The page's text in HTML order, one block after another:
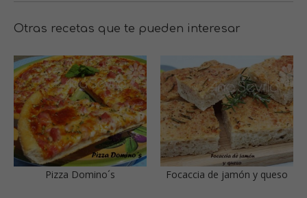
Otras recetas que te pueden interesar
Pizza Domino´s Focaccia de jamón y queso